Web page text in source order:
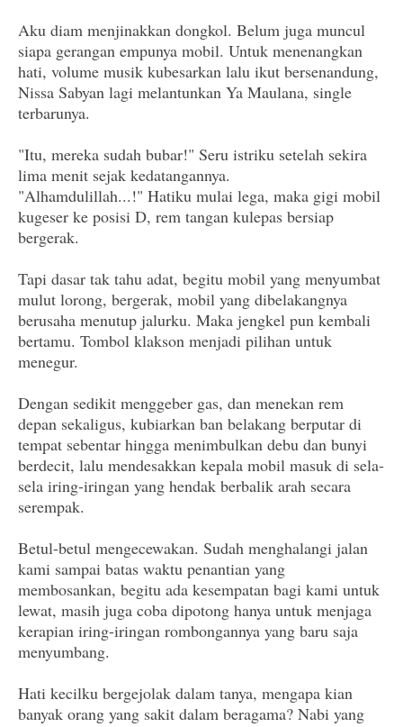
Aku diam menjinakkan dongkol. Belum juga muncul
siapa gerangan empunya mobil. Untuk menenangkan
hati, volume musik kubesarkan lalu ikut bersenandung,
Nissa Sabyan lagi melantunkan Ya Maulana, single
terbarunya.
"Itu, mereka sudah bubar!" Seru istriku setelah sekira
lima menit sejak kedatangannya.
"Alhamdulillah...!" Hatiku mulai lega, maka gigi mobil
kugeser ke posisi D, rem tangan kulepas bersiap
bergerak.
Tapi dasar tak tahu adat, begitu mobil yang menyumbat
mulut lorong, bergerak, mobil yang dibelakangnya
berusaha menutup jalurku. Maka jengkel pun kembali
bertamu. Tombol klakson menjadi pilihan untuk
menegur.
Dengan sedikit menggeber gas, dan menekan rem
depan sekaligus, kubiarkan ban belakang berputar di
tempat sebentar hingga menimbulkan debu dan bunyi
berdecit, lalu mendesakkan kepala mobil masuk di sela-
sela iring-iringan yang hendak berbalik arah secara
serempak.
Betul-betul mengecewakan. Sudah menghalangi jalan
kami sampai batas waktu penantian yang
membosankan, begitu ada kesempatan bagi kami untuk
lewat, masih juga coba dipotong hanya untuk menjaga
kerapian iring-iringan rombongannya yang baru saja
menyumbang.
Hati kecilku bergejolak dalam tanya, mengapa kian
banyak orang yang sakit dalam beragama? Nabi yang